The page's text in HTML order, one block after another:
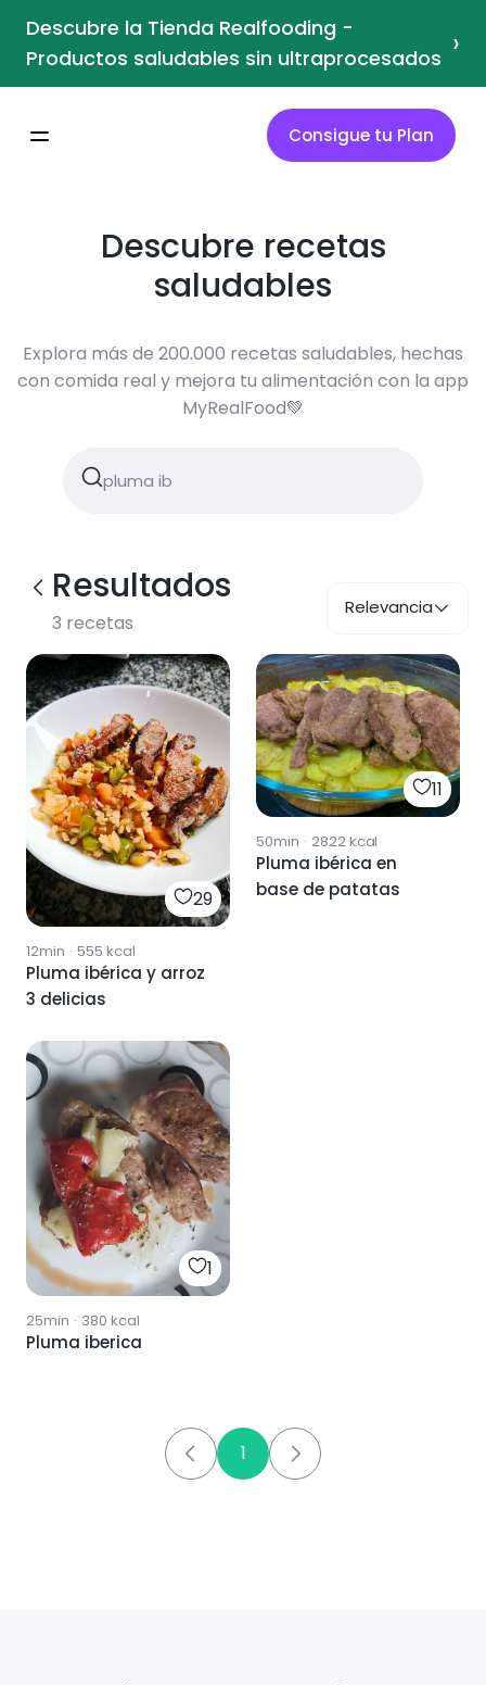
Descubre la Tienda Realfooding -
Productos saludables sin ultraprocesados ›
Consigue tu Plan
Descubre recetas
saludables
Explora más de 200.000 recetas saludables, hechas
con comida real y mejora tu alimentación con la app
MyRealFood💚
Resultados
3 recetas
Relevancia
29
12min · 555 kcal
Pluma ibérica y arroz
3 delicias
11
50min · 2822kcal
Pluma ibérica en
base de patatas
1
25min · 380 kcal
Pluma iberica
1